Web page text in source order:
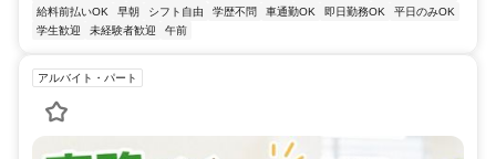
給料前払いOK
早朝 シフト自由 学歴不問 車通勤OK 即日勤務OK
平日のみOK
学生歓迎
未経験者歓迎 午前
アルバイト・パート